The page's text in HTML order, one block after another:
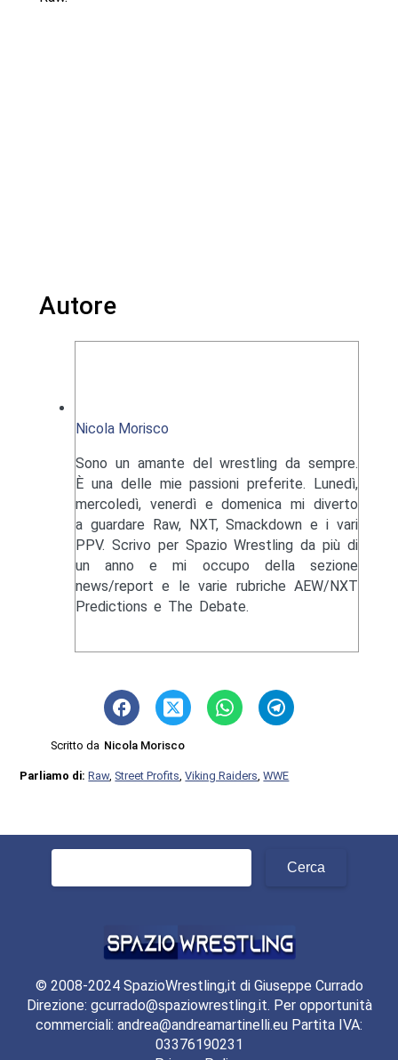
Autore
Nicola Morisco
Sono un amante del wrestling da sempre.
È una delle mie passioni preferite. Lunedì,
mercoledì, venerdì e domenica mi diverto
a guardare Raw, NXT, Smackdown e i vari
PPV. Scrivo per Spazio Wrestling da più di
un anno e mi occupo della sezione
news/report e le varie rubriche AEW/NXT
Predictions e The Debate.
Scritto da Nicola Morisco
Parliamo di:Raw,Street Profits,Viking Raiders,WWE
Ricerca
© 2008-2024 SpazioWrestling,it di Giuseppe Currado
Direzione: gcurrado@spaziowrestling.it. Per opportunità
commerciali: andrea@andreamartinelli.eu Partita IVA:
03376190231